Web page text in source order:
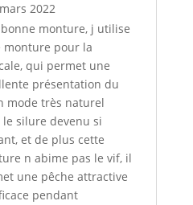
2022
monture, j utilise
monture pour la
qui permet une
présentation du
mode très naturel
le silure devenu si
et de plus cette
n abime pas le vif, il
une pêche attractive
pendant